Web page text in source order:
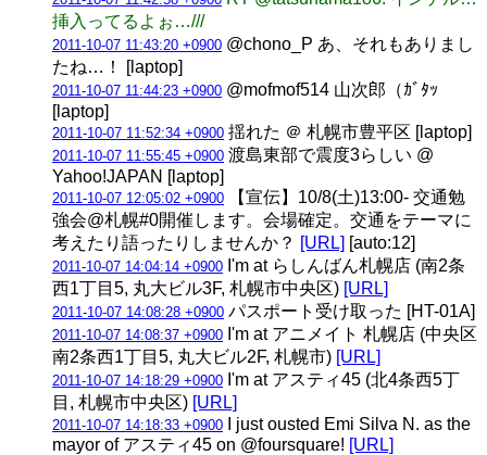
挿入ってるよぉ…///
2011-10-07 11:43:20 +0900 @chono_P あ、それもありまし
たね…！ [laptop]
2011-10-07 11:44:23 +0900 @mofmof514 山次郎（ｶﾞﾀｯ
[laptop]
2011-10-07 11:52:34 +0900 揺れた ＠ 札幌市豊平区 [laptop]
2011-10-07 11:55:45 +0900 渡島東部で震度3らしい @
Yahoo!JAPAN [laptop]
2011-10-07 12:05:02 +0900 【宣伝】10/8(土)13:00- 交通勉
強会@札幌#0開催します。会場確定。交通をテーマに
考えたり語ったりしませんか？ [URL] [auto:12]
2011-10-07 14:04:14 +0900 I'm at らしんばん札幌店 (南2条
西1丁目5, 丸大ビル3F, 札幌市中央区) [URL]
2011-10-07 14:08:28 +0900 パスポート受け取った [HT-01A]
2011-10-07 14:08:37 +0900 I'm at アニメイト 札幌店 (中央区
南2条西1丁目5, 丸大ビル2F, 札幌市) [URL]
2011-10-07 14:18:29 +0900 I'm at アスティ45 (北4条西5丁
目, 札幌市中央区) [URL]
2011-10-07 14:18:33 +0900 I just ousted Emi Silva N. as the
mayor of アスティ45 on @foursquare! [URL]